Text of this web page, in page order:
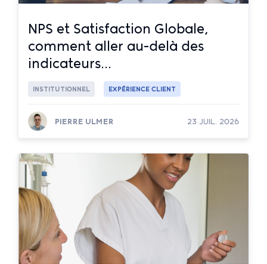
NPS et Satisfaction Globale,
comment aller au-delà des
indicateurs...
INSTITUTIONNEL EXPÉRIENCE CLIENT
PIERRE ULMER 23 JUIL. 2026
Lire la suite